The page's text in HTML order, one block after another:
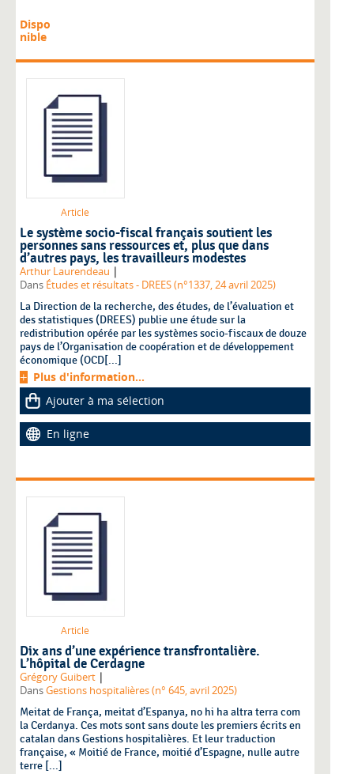
Dispo
nible
Article
Le système socio-fiscal français soutient les
personnes sans ressources et, plus que dans
d’autres pays, les travailleurs modestes
Arthur Laurendeau |
Dans Études et résultats - DREES (n°1337, 24 avril 2025)
La Direction de la recherche, des études, de l’évaluation et
des statistiques (DREES) publie une étude sur la
redistribution opérée par les systèmes socio-fiscaux de douze
pays de l’Organisation de coopération et de développement
économique (OCD[...]
Plus d'information...
Ajouter à ma sélection
En ligne
Article
Dix ans d’une expérience transfrontalière.
L’hôpital de Cerdagne
Grégory Guibert |
DansGestions hospitalières (n° 645, avril 2025)
Meitat de França, meitat d’Espanya, no hi ha altra terra com
la Cerdanya. Ces mots sont sans doute les premiers écrits en
catalan dans Gestions hospitalières. Et leur traduction
française, « Moitié de France, moitié d’Espagne, nulle autre
terre [...]